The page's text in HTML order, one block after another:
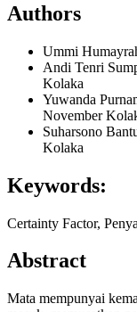
Authors
Ummi
Andi Tenri
Kolaka
Yuwanda
November
Suharsono
Kolaka
Keywords:
Certainty Factor,
Abstract
Mata mempunyai